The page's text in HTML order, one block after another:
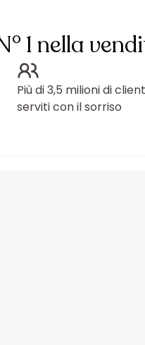
1 nella
Più di 3,5 milioni di
serviti con il sorriso